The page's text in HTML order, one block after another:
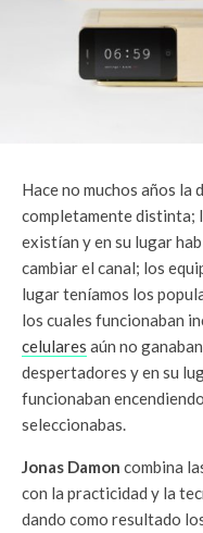
Hace no muchos años la
completamente distinta;
existían y en su lugar
cambiar el canal; los
lugar teníamos los
los cuales funcionaban
celulares aún no
despertadores y en su
funcionaban
seleccionabas.
Jonas Damon combina
con la practicidad y la
dando como resultado